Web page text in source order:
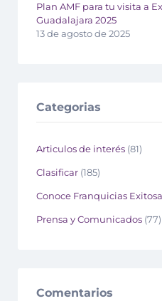
Plan AMF para tu visita a
Guadalajara 2025
13 de agosto de 2025
Categorias
Articulos de interés (81)
Clasificar (185)
Conoce Franquicias
Prensa y Comunicados (77)
Comentarios